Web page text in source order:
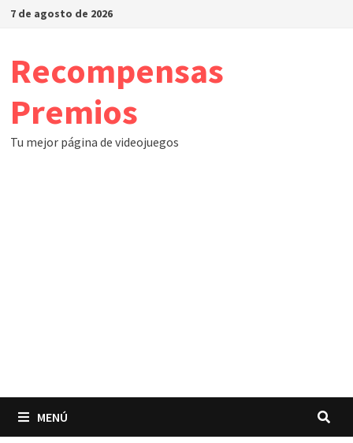
Saltar
7 de agosto de 2026
Recompensas
Premios
Tu mejor página de videojuegos
MENÚ